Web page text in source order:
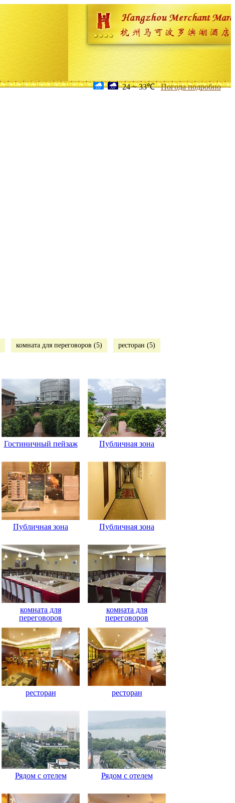
24 ~ 33℃ Погода подробно
комната для переговоров (5) ресторан (5)
Гостиничный пейзаж Публичная зона
Публичная зона Публичная зона
комната для
переговоров
комната для
переговоров
ресторан ресторан
Рядом с отелем Рядом с отелем